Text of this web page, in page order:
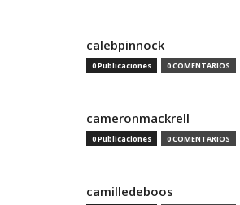
calebpinnock
0 Publicaciones 0 COMENTARIOS
cameronmackrell
0 Publicaciones 0 COMENTARIOS
camilledeboos